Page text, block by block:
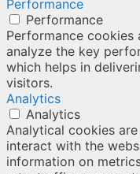
Performance
Performance
Performance cookies
analyze the key
which helps in
visitors.
Analytics
Analytics
Analytical cookies
interact with the
information on